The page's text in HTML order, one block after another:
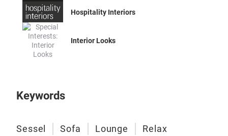
Hospitality Interiors
Interior Looks
Keywords
Sessel Sofa Lounge
Relax